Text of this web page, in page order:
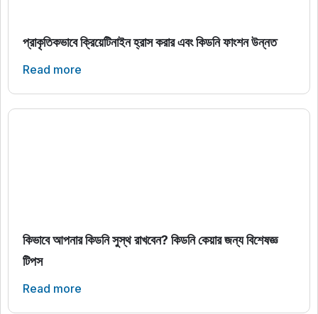
প্রাকৃতিকভাবে ক্রিয়েটিনাইন হ্রাস করার এবং কিডনি ফাংশন উন্নত
Read more
কিভাবে আপনার কিডনি সুস্থ রাখবেন? কিডনি কেয়ার জন্য বিশেষজ্ঞ
টিপস
Read more